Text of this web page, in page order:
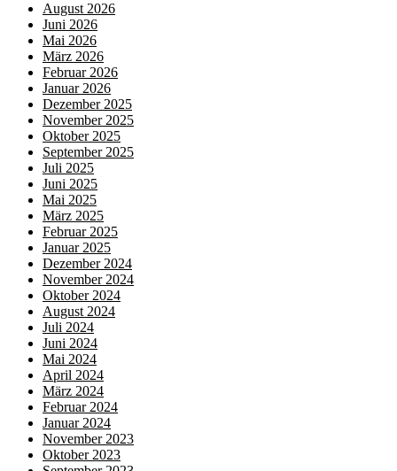
August 2026
Juni 2026
Mai 2026
März 2026
Februar 2026
Januar 2026
Dezember 2025
November 2025
Oktober 2025
September 2025
Juli 2025
Juni 2025
Mai 2025
März 2025
Februar 2025
Januar 2025
Dezember 2024
November 2024
Oktober 2024
August 2024
Juli 2024
Juni 2024
Mai 2024
April 2024
März 2024
Februar 2024
Januar 2024
November 2023
Oktober 2023